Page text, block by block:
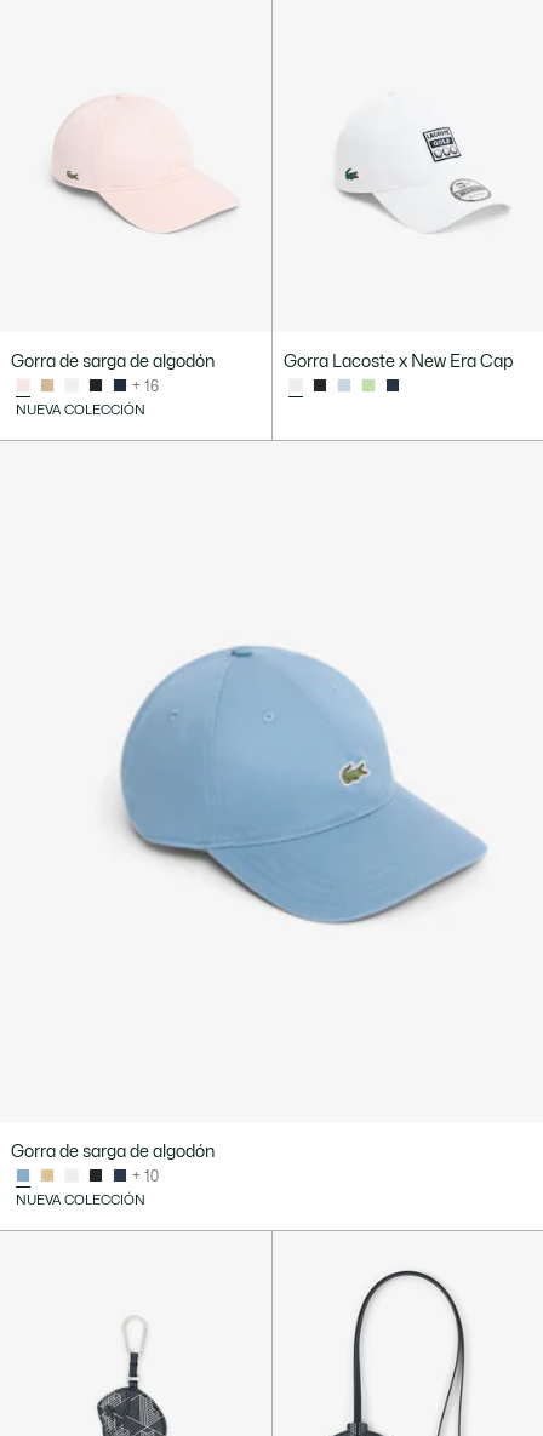
Gorra de sarga de algodón
+ 16
NUEVA COLECCIÓN
Gorra Lacoste x New Era Cap
Gorra de sarga de algodón
+ 10
NUEVA COLECCIÓN